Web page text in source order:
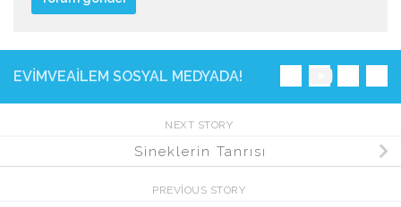
EVIMVEAILEM SOSYAL MEDYADA!
NEXT STORY
Sineklerin Tanrısı
PREVIOUS STORY